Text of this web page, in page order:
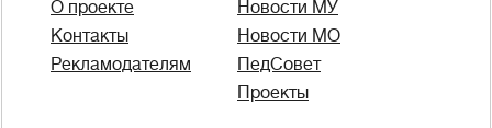
О проекте
Контакты
Рекламодателям
Новости МУ
Новости МО
ПедСовет
Проекты